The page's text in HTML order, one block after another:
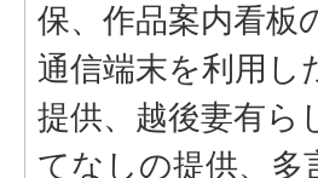
保、作品案内看板
通信端末を利用し
提供、越後妻有ら
てなしの提供、多